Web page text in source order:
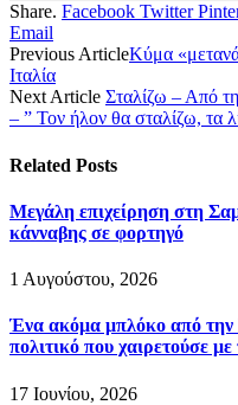
Share. Facebook Twitter
Email
Previous ArticleΚύμα
Ιταλία
Next Article Σταλίζω – Από
– ” Τον ήλον θα σταλίζω, τα
Related Posts
Μεγάλη επιχείρηση στη
κάνναβης σε φορτηγό
1 Αυγούστου, 2026
Ένα ακόμα μπλόκο από την
πολιτικό που χαιρετούσε
17 Ιουνίου, 2026